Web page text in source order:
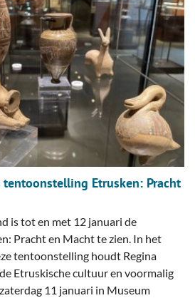
Etrusken: Pracht
is tot en met 12 januari de
Pracht en Macht te zien. In het
tentoonstelling houdt Regina
Etruskische cultuur en voormalig
11 januari in Museum